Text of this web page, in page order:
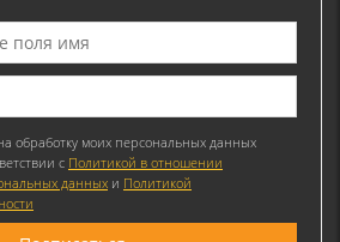
обработку моих персональных данных
с Политикой в отношении
данных и Политикой